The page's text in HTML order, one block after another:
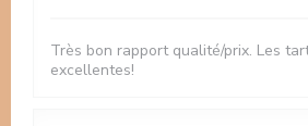
Très bon rapport qualité/prix. Les
excellentes!